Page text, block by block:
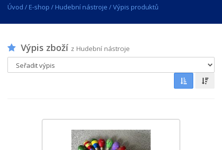
Úvod / E-shop / Hudební nástroje / Výpis produktů
Výpis zboží z Hudební nástroje